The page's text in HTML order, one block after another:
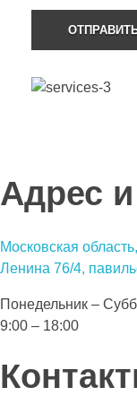
Адрес
Московская
Ленина 76/4,
Понедельник –
9:00 – 18:00